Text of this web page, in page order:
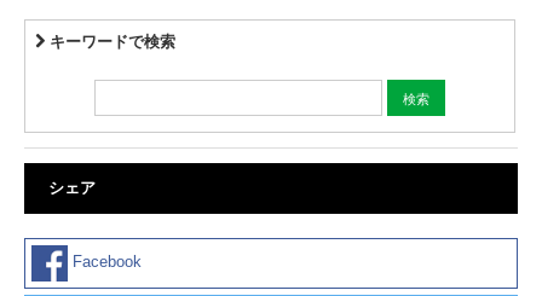
キーワードで検索
シェア
Facebook